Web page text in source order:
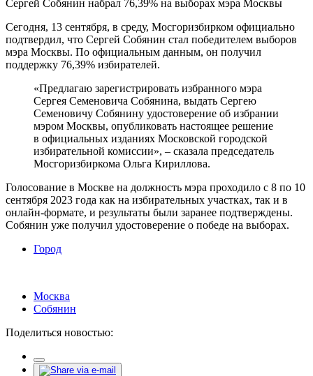
Сергей Собянин набрал 76,39% на выборах мэра Москвы
Сегодня, 13 сентября, в среду, Мосгоризбирком официально
подтвердил, что Сергей Собянин стал победителем выборов
мэра Москвы. По официальным данным, он получил
поддержку 76,39% избирателей.
«Предлагаю зарегистрировать избранного мэра
Сергея Семеновича Собянина, выдать Сергею
Семеновичу Собянину удостоверение об избрании
мэром Москвы, опубликовать настоящее решение
в официальных изданиях Московской городской
избирательной комиссии», – сказала председатель
Мосгоризбиркома Ольга Кириллова.
Голосование в Москве на должность мэра проходило с 8 по 10
сентября 2023 года как на избирательных участках, так и в
онлайн-формате, и результаты были заранее подтверждены.
Собянин уже получил удостоверение о победе на выборах.
Город
Москва
Собянин
Поделиться новостью: